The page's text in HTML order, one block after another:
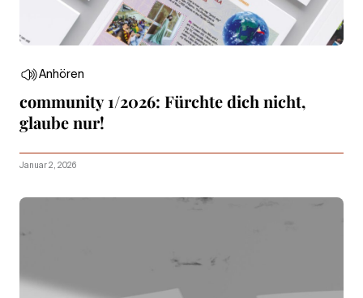
Anhören
community 1/2026: Fürchte dich nicht,
glaube nur!
Januar 2, 2026